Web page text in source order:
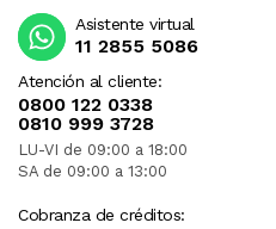
Atención al cliente:
0800 122 0338
0810 999 3728
LU-VI de 09:00 a 18:00
SA de 09:00 a 13:00
Cobranza de créditos:
Asistente virtual
11 2855 5086